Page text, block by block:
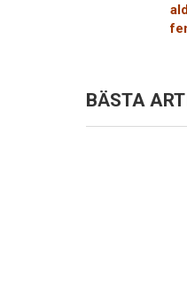
BÄSTA